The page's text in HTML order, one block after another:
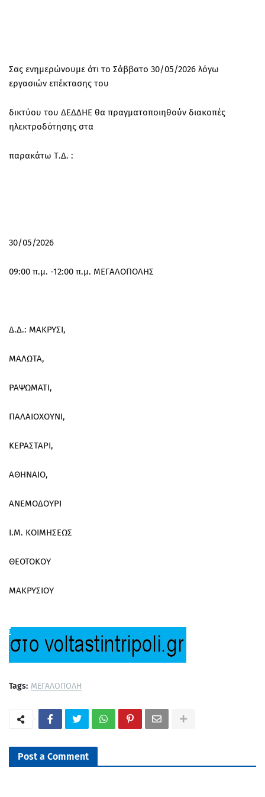
Σας ενημερώνουμε ότι το Σάββατο 30/05/2026 λόγω
εργασιών επέκτασης του
δικτύου του ΔΕΔΔΗΕ θα πραγματοποιηθούν διακοπές
ηλεκτροδότησης στα
παρακάτω Τ.Δ. :
30/05/2026
09:00 π.μ. -12:00 π.μ. ΜΕΓΑΛΟΠΟΛΗΣ
Δ.Δ.: ΜΑΚΡΥΣΙ,
ΜΑΛΩΤΑ,
ΡΑΨΩΜΑΤΙ,
ΠΑΛΑΙΟΧΟΥΝΙ,
ΚΕΡΑΣΤΑΡΙ,
ΑΘΗΝΑΙΟ,
ΑΝΕΜΟΔΟΥΡΙ
Ι.Μ. ΚΟΙΜΗΣΕΩΣ
ΘΕΟΤΟΚΟΥ
ΜΑΚΡΥΣΙΟΥ
Tags: ΜΕΓΑΛΟΠΟΛΗ
Post a Comment